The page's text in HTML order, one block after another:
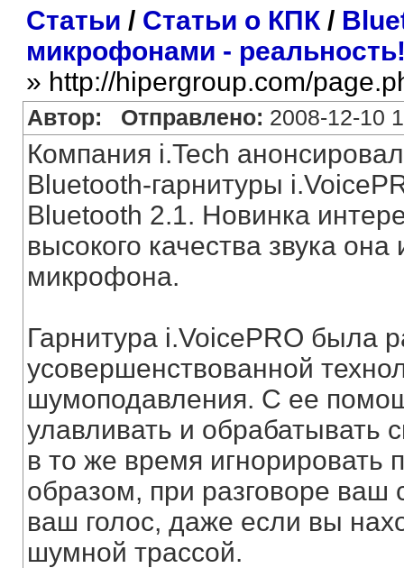
Статьи / Статьи о КПК/
микрофонами -
» http://hipergroup.com/
Автор: Отправлено: 2008-12-10
Компания i.Tech
Bluetooth-гарнитуры
Bluetooth 2.1. Новинка
высокого качества звука
микрофона.
Гарнитура i.VoicePRO была
усовершенствованной
шумоподавления. С ее
улавливать и обрабатывать
в то же время
образом, при разговоре ваш
ваш голос, даже если вы
шумной трассой.